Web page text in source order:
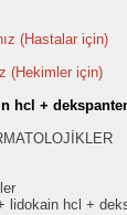
(Hastalar için)
(Hekimler için)
hcl +
lidokain hcl +